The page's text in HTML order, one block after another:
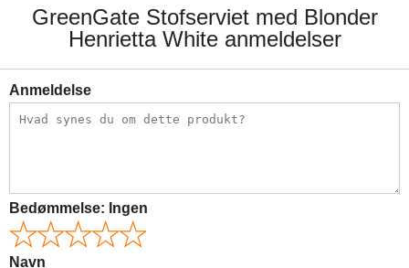
GreenGate Stofserviet med Blonder
Henrietta White anmeldelser
Anmeldelse
Bedømmelse: Ingen
Navn